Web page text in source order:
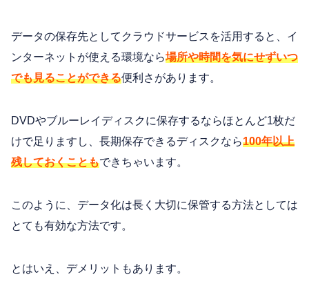
データの保存先としてクラウドサービスを活用すると、イ
ンターネットが使える環境なら場所や時間を気にせずいつ
でも見ることができる便利さがあります。
DVDやブルーレイディスクに保存するならほとんど1枚だ
けで足りますし、長期保存できるディスクなら100年以上
残しておくこともできちゃいます。
このように、データ化は長く大切に保管する方法としては
とても有効な方法です。
とはいえ、デメリットもあります。